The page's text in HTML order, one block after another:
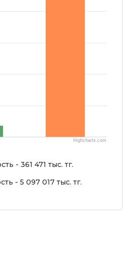
Highcharts.com
- 361 471 тыс. тг.
- 5 097 017 тыс. тг.